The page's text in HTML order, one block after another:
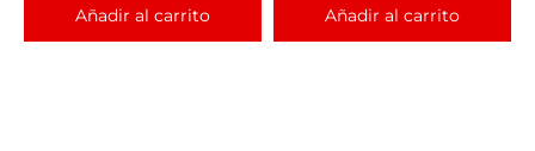
Añadir al carrito Añadir al carrito